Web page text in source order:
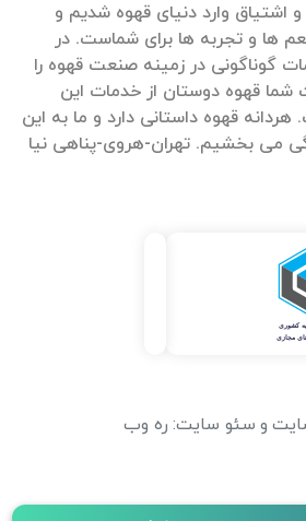
با عشق و اشتیاق وارد دنیای قهوه شدیم و
ها و تجربه ها برای شماست. در
گوناگونی در زمینه صنعت قهوه را
شما قهوه دوستان از خدمات این
قهوه داستانی دارد و ما به این
می بخشیم. تهران-هروی-پناهی نیا
و سئو سایت: ره وب